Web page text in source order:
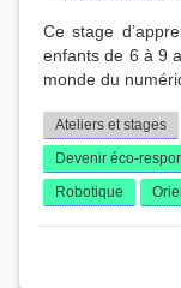
Ce stage
enfants de 6 à 9
monde du
Ateliers et stages
Devenir éco-
Robotique